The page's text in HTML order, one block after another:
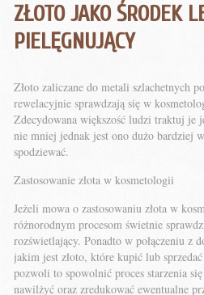
ZŁOTO JAKO ŚRODEK
PIELĘGNUJĄCY
Złoto zaliczane do metali szlachetnych
rewelacyjnie sprawdzają się w
Zdecydowana większość ludzi traktuj je
nie mniej jednak jest ono dużo bardziej
spodziewać.
Zastosowanie złota w kosmetologii
Jeżeli mowa o zastosowaniu złota w
różnorodnym procesom świetnie
rozświetlający. Ponadto w połączeniu z
jakim jest złoto, które kupić lub
pozwoli to spowolnić proces starzenia
nawilżyć oraz zredukować ewentualne